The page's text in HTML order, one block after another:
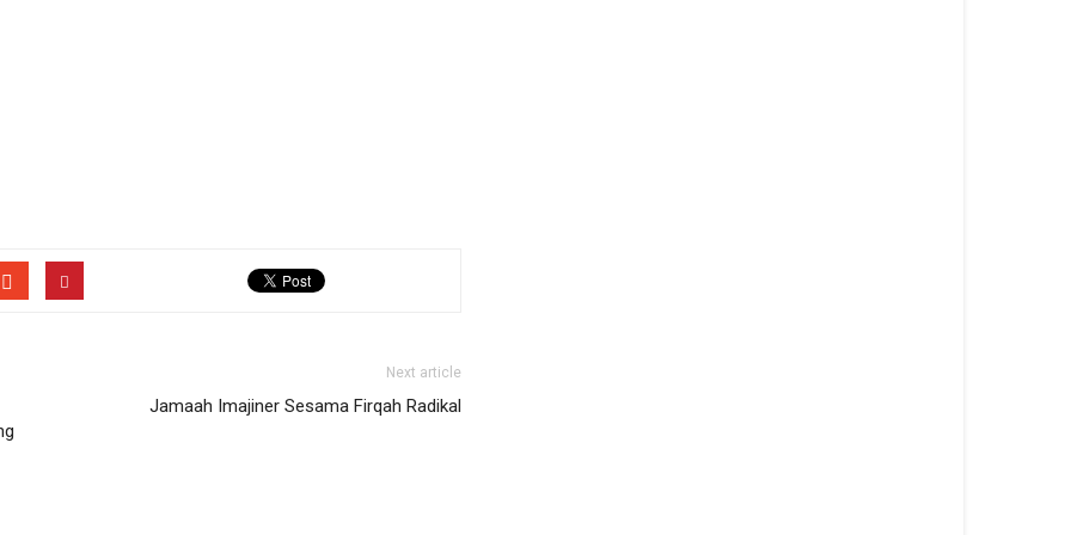
Next article
Jamaah Imajiner Sesama Firqah Radikal